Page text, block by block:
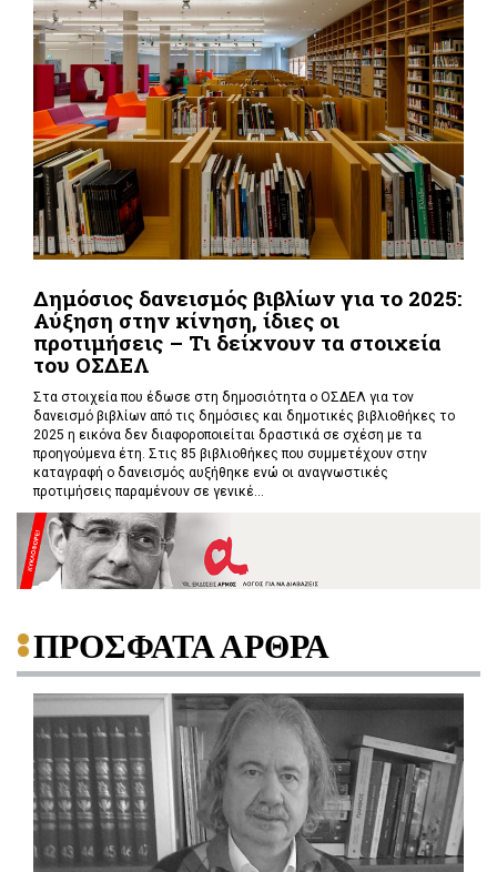
Δημόσιος δανεισμός βιβλίων για το 2025:
Αύξηση στην κίνηση, ίδιες οι
προτιμήσεις – Τι δείχνουν τα στοιχεία
του ΟΣΔΕΛ
Στα στοιχεία που έδωσε στη δημοσιότητα ο ΟΣΔΕΛ για τον
δανεισμό βιβλίων από τις δημόσιες και δημοτικές βιβλιοθήκες το
2025 η εικόνα δεν διαφοροποιείται δραστικά σε σχέση με τα
προηγούμενα έτη. Στις 85 βιβλιοθήκες που συμμετέχουν στην
καταγραφή ο δανεισμός αυξήθηκε ενώ οι αναγνωστικές
προτιμήσεις παραμένουν σε γενικέ...
ΠΡΟΣΦΑΤΑ ΑΡΘΡΑ